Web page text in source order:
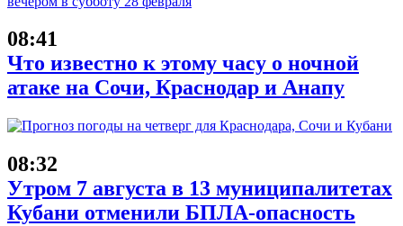
08:41
Что известно к этому часу о ночной
атаке на Сочи, Краснодар и Анапу
08:32
Утром 7 августа в 13 муниципалитетах
Кубани отменили БПЛА-опасность